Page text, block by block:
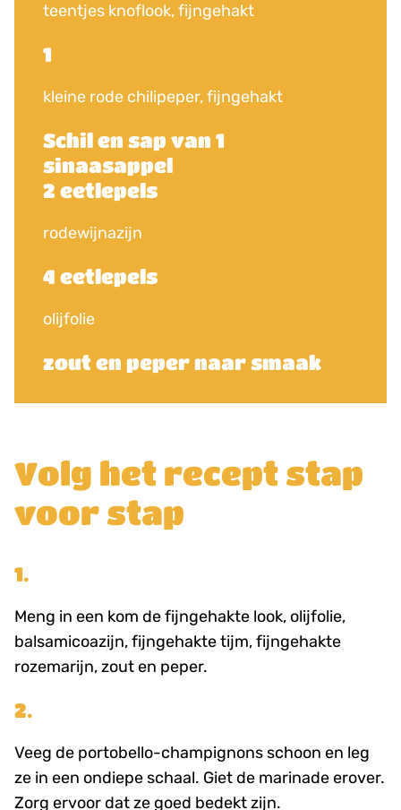
Volg het recept stap
voor stap
1.
Meng in een kom de fijngehakte look, olijfolie,
balsamicoazijn, fijngehakte tijm, fijngehakte
rozemarijn, zout en peper.
2.
Veeg de portobello-champignons schoon en leg
ze in een ondiepe schaal. Giet de marinade erover.
Zorg ervoor dat ze goed bedekt zijn.
teentjes knoflook, fijngehakt
1
kleine rode chilipeper, fijngehakt
Schil en sap van 1
sinaasappel
2 eetlepels
rodewijnazijn
4 eetlepels
olijfolie
zout en peper naar smaak